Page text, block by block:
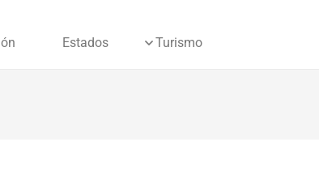
Estados Turismo